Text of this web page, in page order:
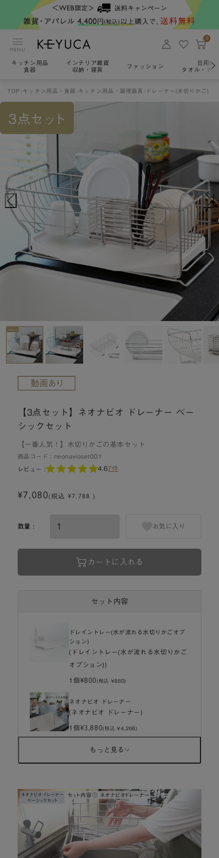
MENU
0
キッチン用品
食器
インテリア雑貨
収納・寝具
ファッション
日用雑
タオル・ア
TOP キッチン用品・食器 キッチン用品・調理器具 ドレーナー(水切りかご)
【3点セット】ネオナビオ ドレーナー ベー
シックセット
【一番人気！】水切りかごの基本セット
商品コード： neonavioset001
レビュー : 4.67件
¥7,080(税込 ¥7,788 )
数量 :
カートに入れる
お気に入り
セット内容
ドレイントレー(水が流れる水切りかごオプ
ション)
(ドレイントレー(水が流れる水切りかご
オプション))
1個 ¥800(税込 ¥880)
ネオナビオ ドレーナー
(ネオナビオ ドレーナー)
1個 ¥3,880(税込 ¥4,268)
バインド カトラリーポケットL
もっと見る